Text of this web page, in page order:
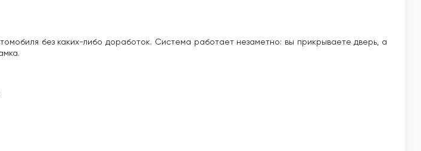
без каких-либо доработок. Система работает незаметно: вы прикрываете дверь, а